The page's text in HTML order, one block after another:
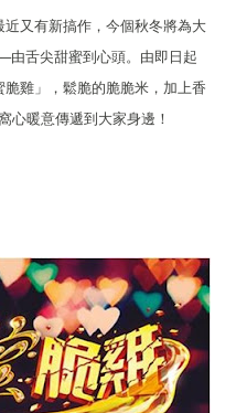
又有新搞作，今個秋冬將為大
由舌尖甜蜜到心頭。由即日起
雞」，鬆脆的脆脆米，加上香
心暖意傳遞到大家身邊！